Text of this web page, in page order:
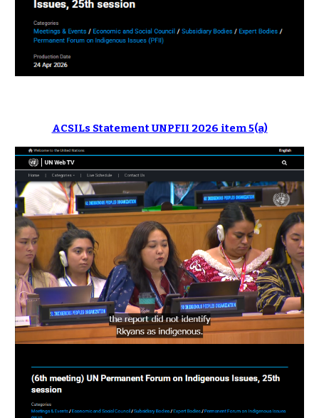
ACSILs Statement UNPFII 2026 item 5(a)